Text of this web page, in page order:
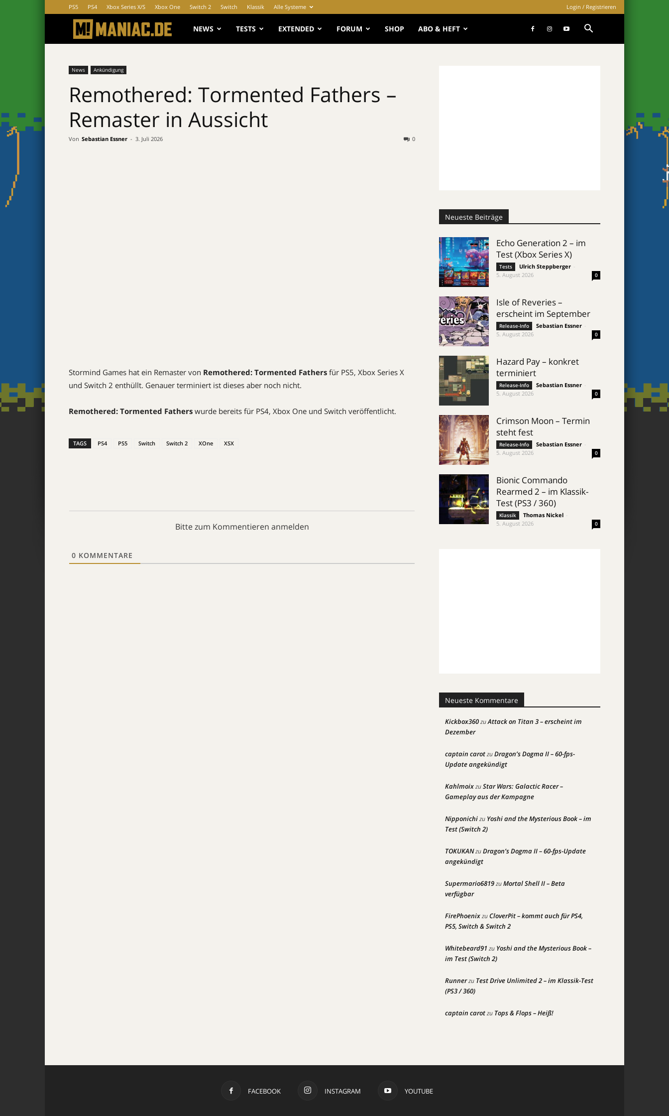
PS5 PS4 Xbox Series X/S Xbox One Switch 2 Switch Klassik Alle Systeme Login / Registrieren
MANIAC.de
NEWS TESTS EXTENDED FORUM SHOP ABO & HEFT
News Ankündigung
Remothered: Tormented Fathers –
Remaster in Aussicht
Von Sebastian Essner - 3. Juli 2026 0
Stormind Games hat ein Remaster von Remothered: Tormented Fathers für PS5, Xbox Series X
und Switch 2 enthüllt. Genauer terminiert ist dieses aber noch nicht.
Remothered: Tormented Fathers wurde bereits für PS4, Xbox One und Switch veröffentlicht.
TAGS PS4 PS5 Switch Switch 2 XOne XSX
Bitte zum Kommentieren anmelden
0 KOMMENTARE
Neueste Beiträge
Echo Generation 2 – im
Test (Xbox Series X)
Tests Ulrich Steppberger
5. August 2026
0
Isle of Reveries –
erscheint im September
Release-Info Sebastian Essner
5. August 2026
0
Hazard Pay – konkret
terminiert
Release-Info Sebastian Essner
5. August 2026
0
Crimson Moon – Termin
steht fest
Release-Info Sebastian Essner
5. August 2026
0
Bionic Commando
Rearmed 2 – im Klassik-
Test (PS3 / 360)
Klassik Thomas Nickel
5. August 2026
0
Neueste Kommentare
Kickbox360zuAttack on Titan 3 – erscheint im
Dezember
captain carotzuDragon’s Dogma II – 60-fps-
Update angekündigt
KahlmoixzuStar Wars: Galactic Racer –
Gameplay aus der Kampagne
Nipponichizu Yoshi and the Mysterious Book – im
Test (Switch 2)
TOKUKANzuDragon’s Dogma II – 60-fps-Update
angekündigt
Supermario6819zuMortal Shell II – Beta
verfügbar
FirePhoenixzuCloverPit – kommt auch für PS4,
PS5, Switch & Switch 2
Whitebeard91 zu Yoshi and the Mysterious Book –
im Test (Switch 2)
Runnerzu Test Drive Unlimited 2 – im Klassik-Test
(PS3 / 360)
captain carotzu Tops & Flops – Heiß!
FACEBOOK INSTAGRAM YOUTUBE